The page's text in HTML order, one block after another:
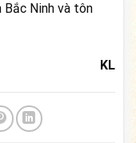
Ninh và tôn
KL